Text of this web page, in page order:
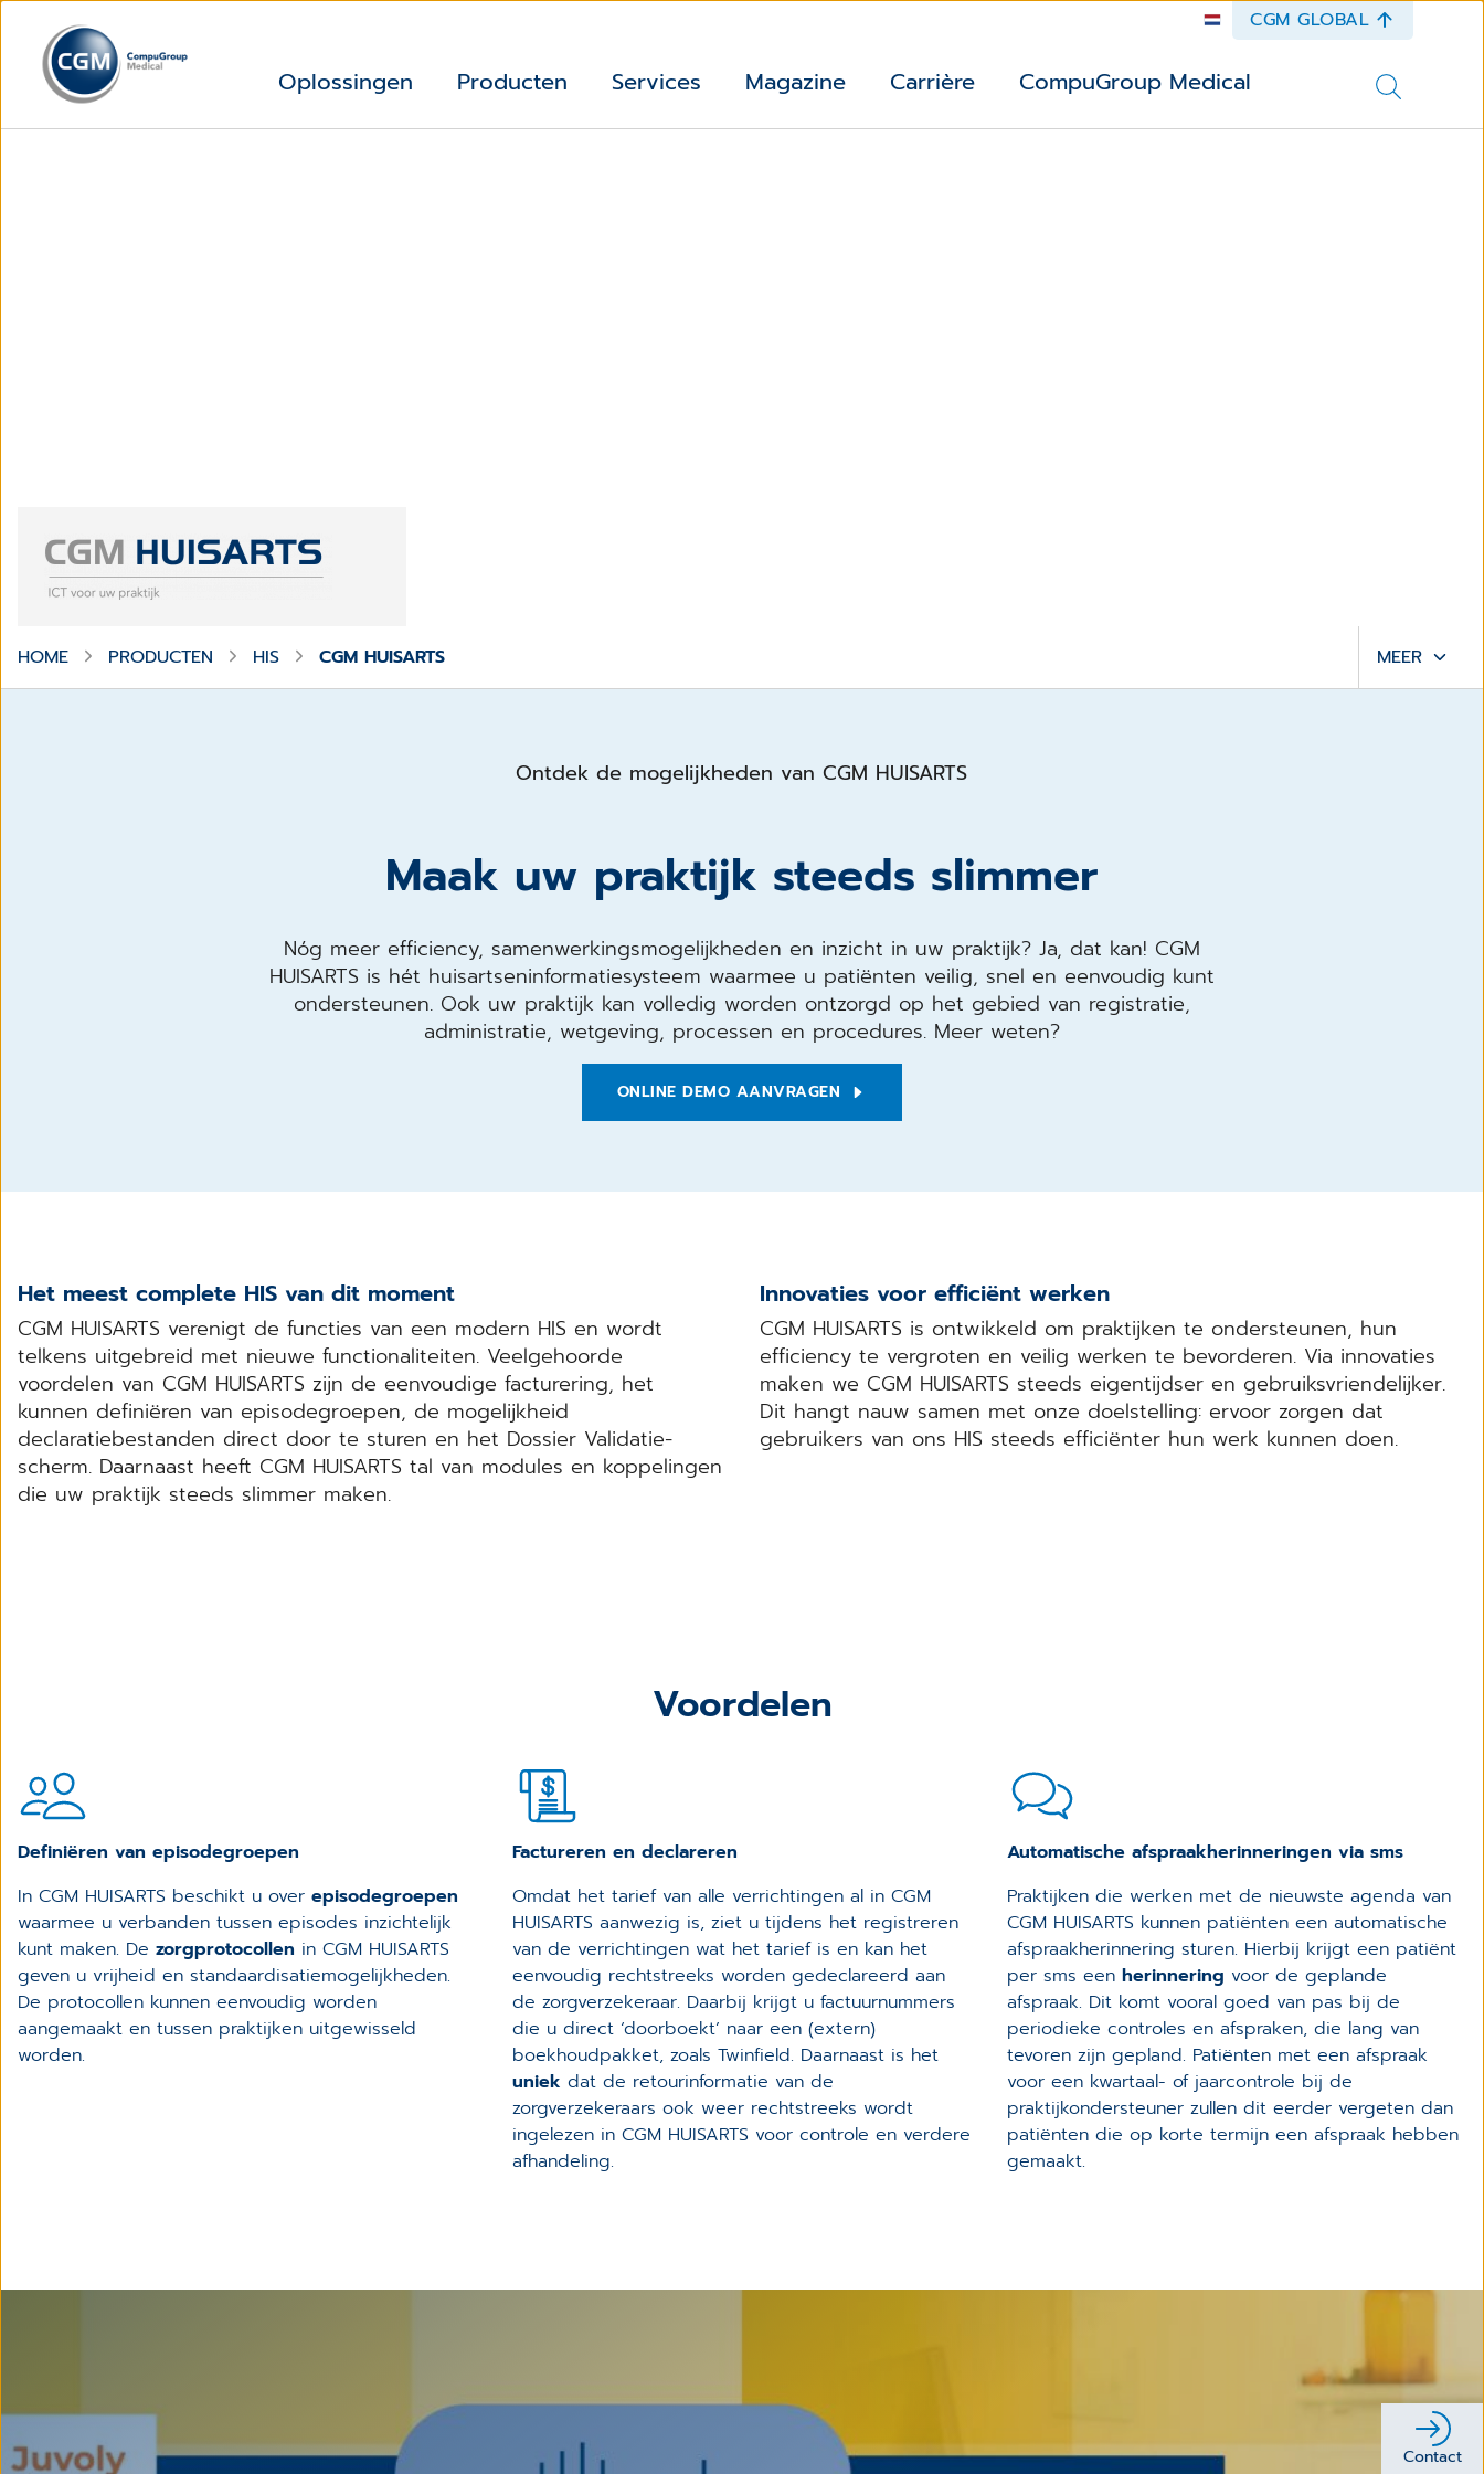
Contact
CGM GLOBAL
Oplossingen Producten Services Magazine Carrière CompuGroup Medical
HOME PRODUCTEN HIS CGM HUISARTS MEER
Ontdek de mogelijkheden van CGM HUISARTS
Maak uw praktijk steeds slimmer
Nóg meer efficiency, samenwerkingsmogelijkheden en inzicht in uw praktijk? Ja, dat kan! CGM
HUISARTS is hét huisartseninformatiesysteem waarmee u patiënten veilig, snel en eenvoudig kunt
ondersteunen. Ook uw praktijk kan volledig worden ontzorgd op het gebied van registratie,
administratie, wetgeving, processen en procedures. Meer weten?
ONLINE DEMO AANVRAGEN
Het meest complete HIS van dit moment
CGM HUISARTS verenigt de functies van een modern HIS en wordt
telkens uitgebreid met nieuwe functionaliteiten. Veelgehoorde
voordelen van CGM HUISARTS zijn de eenvoudige facturering, het
kunnen definiëren van episodegroepen, de mogelijkheid
declaratiebestanden direct door te sturen en het Dossier Validatie-
scherm. Daarnaast heeft CGM HUISARTS tal van modules en koppelingen
die uw praktijk steeds slimmer maken.
Innovaties voor efficiënt werken
CGM HUISARTS is ontwikkeld om praktijken te ondersteunen, hun
efficiency te vergroten en veilig werken te bevorderen. Via innovaties
maken we CGM HUISARTS steeds eigentijdser en gebruiksvriendelijker.
Dit hangt nauw samen met onze doelstelling: ervoor zorgen dat
gebruikers van ons HIS steeds efficiënter hun werk kunnen doen.
Voordelen
Definiëren van episodegroepen
In CGM HUISARTS beschikt u over episodegroepen
waarmee u verbanden tussen episodes inzichtelijk
kunt maken. De zorgprotocollen in CGM HUISARTS
geven u vrijheid en standaardisatiemogelijkheden.
De protocollen kunnen eenvoudig worden
aangemaakt en tussen praktijken uitgewisseld
worden.
Factureren en declareren
Omdat het tarief van alle verrichtingen al in CGM
HUISARTS aanwezig is, ziet u tijdens het registreren
van de verrichtingen wat het tarief is en kan het
eenvoudig rechtstreeks worden gedeclareerd aan
de zorgverzekeraar. Daarbij krijgt u factuurnummers
die u direct ‘doorboekt’ naar een (extern)
boekhoudpakket, zoals Twinfield. Daarnaast is het
uniek dat de retourinformatie van de
zorgverzekeraars ook weer rechtstreeks wordt
ingelezen in CGM HUISARTS voor controle en verdere
afhandeling.
Automatische afspraakherinneringen via sms
Praktijken die werken met de nieuwste agenda van
CGM HUISARTS kunnen patiënten een automatische
afspraakherinnering sturen. Hierbij krijgt een patiënt
per sms een herinnering voor de geplande
afspraak. Dit komt vooral goed van pas bij de
periodieke controles en afspraken, die lang van
tevoren zijn gepland. Patiënten met een afspraak
voor een kwartaal- of jaarcontrole bij de
praktijkondersteuner zullen dit eerder vergeten dan
patiënten die op korte termijn een afspraak hebben
gemaakt.